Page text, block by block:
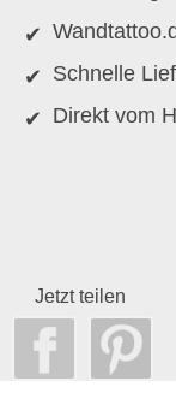
Schnelle
Direkt vom
Jetzt teilen